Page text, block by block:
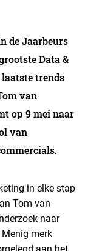
de Jaarbeurs
Data &
trends
van
op 9 mei naar
van
in elke stap
Tom van
naar
merk